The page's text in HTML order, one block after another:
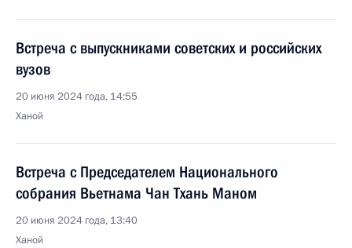
Встреча с выпускниками советских и российских
вузов
20 июня 2024 года, 14:55
Ханой
Встреча с Председателем Национального
собрания Вьетнама Чан Тхань Маном
20 июня 2024 года, 13:40
Ханой